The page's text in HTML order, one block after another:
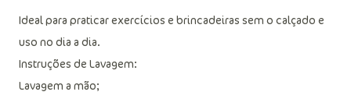
Ideal para praticar exercícios e brincadeiras sem o calçado e
uso no dia a dia.
Instruções de Lavagem:
Lavagem a mão;